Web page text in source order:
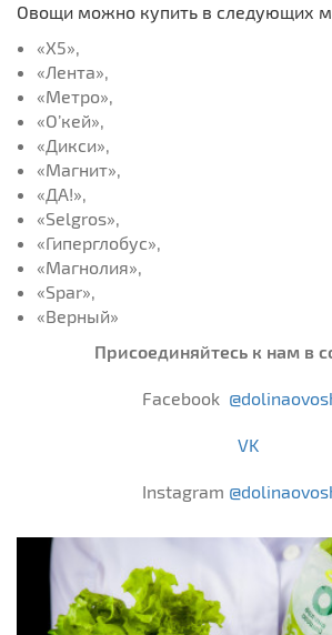
Овощи можно купить в следующих
«X5»,
«Лента»,
«Метро»,
«О’кей»,
«Дикси»,
«Магнит»,
«ДА!»,
«Selgros»,
«Гиперглобус»,
«Магнолия»,
«Spar»,
«Верный»
Присоединяйтесь к нам в
Facebook
VK
Instagram